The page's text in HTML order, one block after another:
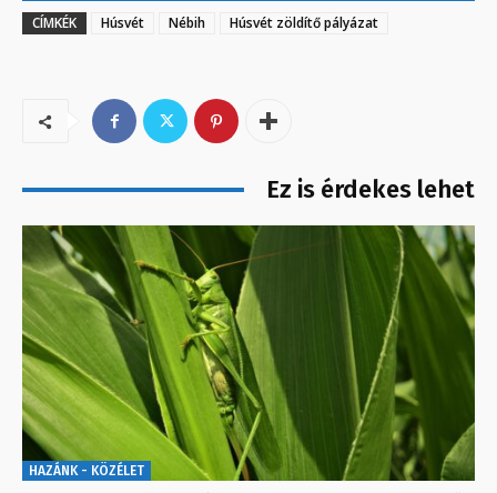
CÍMKÉK
Húsvét Nébih Húsvét zöldítő pályázat
Ez is érdekes lehet
HAZÁNK - KÖZÉLET